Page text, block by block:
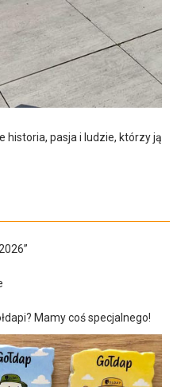
historia, pasja i ludzie, którzy ją
Mamy coś specjalnego!